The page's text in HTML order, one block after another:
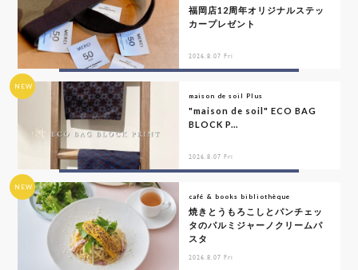
福岡店12周年オリジナルステッ
カープレゼント
2026.8.07 Fri
NEW
maison de soil Plus
"maison de soil" ECO BAG
BLOCK P...
2026.8.07 Fri
NEW
café & books bibliothèque
焼きとうもろこしとパンチェッ
タのパルミジャーノクリームパ
スタ
2026.8.07 Fri